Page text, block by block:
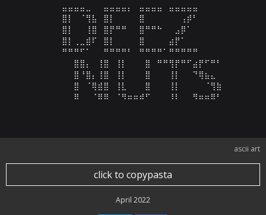
⠀⠀⠀⣤⣤⣤⣤⣀⠀⠀⣤⣤⣤⣤⡄⠀⣤⣤⣤⣤⠀⣤⣤⣤⣤⣤⠀⠀⠀⠀
⠀⠀⠀⣿⡇⠀⠈⢻⣧⠀⣿⡇⠀⠀⠀⠀⣿⠀⠀⠀⠀⠀⠀⢠⡾⠃⠀⠀⠀⠀
⠀⠀⠀⣿⡇⠀⠀⢸⣿⠀⣿⡟⠛⠛⠀⠀⣿⠛⠛⠓⠀⠀⣠⡿⠁⠀⠀⠀⠀⠀
⠀⠀⠀⣿⡇⢀⣀⣾⠏⠀⣿⡇⠀⠀⠀⠀⣿⠀⠀⠀⠀⣴⡟⠁⠀⠀⠀⠀⠀⠀
⠀⠀⠀⠛⠛⠛⠋⠁⠀⠀⠛⠛⠛⠛⠃⠀⠛⠛⠛⠛⠁⠛⠛⠛⠛⠛⠀
⠀⠀⠀⠀⠀⣿⣿⡄⠀⢸⣿⠀⢸⡇⠀⠀⠀⣿⠀⠛⠛⢻⡟⠛⠋⣴⡟⠋⠛⠃
⠀⠀⠀⠀⠀⣿⠘⣿⡄⢸⣿⠀⢸⡇⠀⠀⠀⣿⠀⠀⠀⢸⡇⠀⠀⠙⢿⣦⣄⠀
⠀⠀⠀⠀⠀⣿⠀⠈⢿⣾⣿⠀⢸⣇⠀⠀⠀⣿⠀⠀⠀⢸⡇⠀⠀⠀⠀⠈⢻⣷
⠀⠀⠀⠀⠀⠿⠀⠀⠈⠿⠿⠀⠈⠻⠶⠶⠾⠋⠀⠀⠀⠸⠇⠀⠀⠻⠶⠶⠿⠃
ascii art
click to copypasta
April 2022